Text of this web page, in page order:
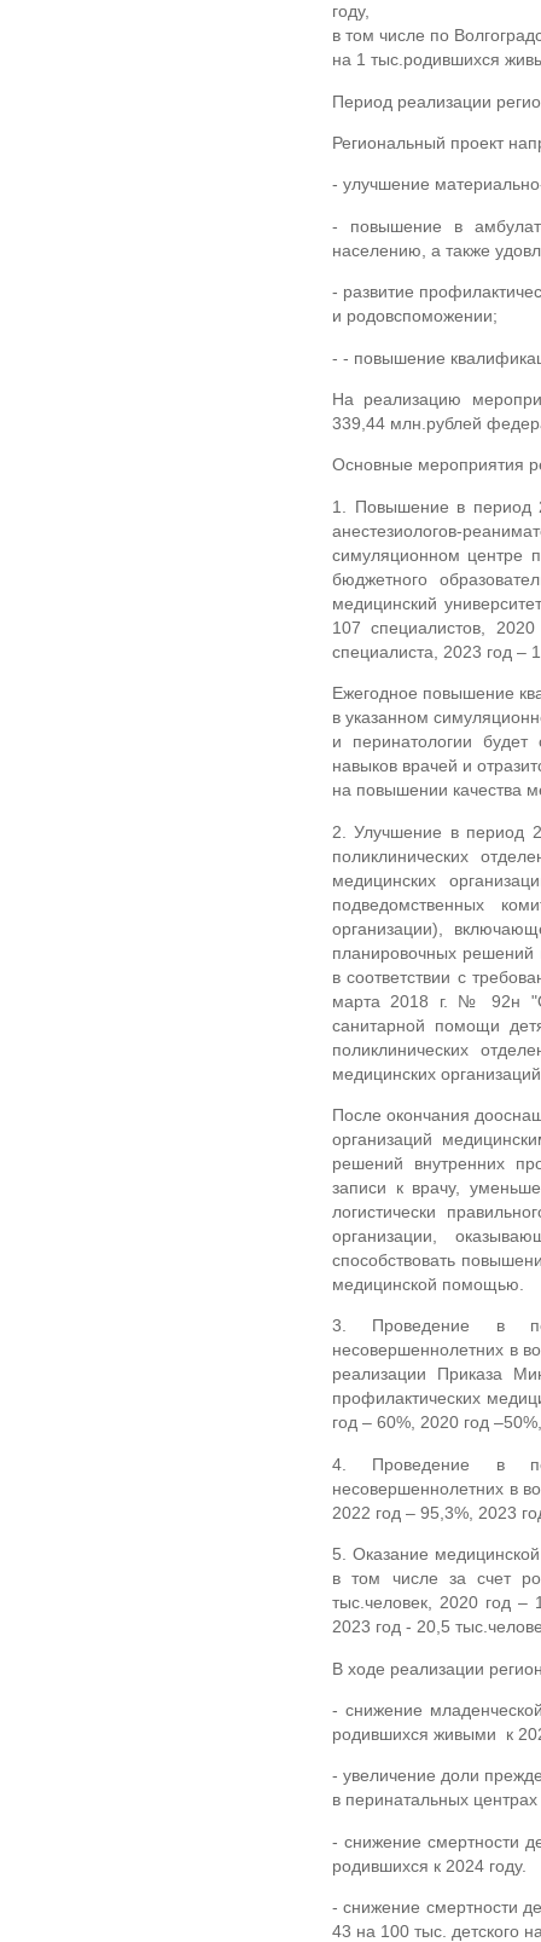
году,
в том числе по
на 1 тыс.родившихся
Период реализации
Региональный проект
- улучшение
- повышение в
населению, а также
- развитие
и родовспоможении;
- - повышение
На реализацию
339,44 млн.рублей
Основные мероприятия
1. Повышение в период
анестезиологов-
симуляционном центре
бюджетного
медицинский
107 специалистов,
специалиста, 2023 год –
Ежегодное повышение
в указанном
и перинатологии будет
навыков врачей и
на повышении качества
2. Улучшение в период
поликлинических
медицинских
подведомственных
организации),
планировочных решений
в соответствии с
марта 2018 г. № 92н
санитарной помощи
поликлинических
медицинских
После окончания
организаций
решений внутренних
записи к врачу,
логистически
организации,
способствовать
медицинской помощью.
3. Проведение в
несовершеннолетних в
реализации Приказа
профилактических
год – 60%, 2020 год
4. Проведение в
несовершеннолетних в
2022 год – 95,3%, 2023
5. Оказание
в том числе за счет
тыс.человек, 2020 год –
2023 год - 20,5
В ходе реализации
- снижение
родившихся живыми к
- увеличение доли
в перинатальных
- снижение смертности
родившихся к 2024 году.
- снижение смертности
43 на 100 тыс. детского